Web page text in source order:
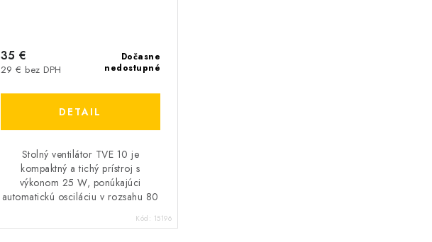
Dočasne
nedostupné
29 € bez DPH
35 €
DETAIL
Stolný ventilátor TVE 10 je
kompaktný a tichý prístroj s
výkonom 25 W, ponúkajúci
automatickú osciláciu v rozsahu 80
efektívne osvieženie v... Kód: 15196